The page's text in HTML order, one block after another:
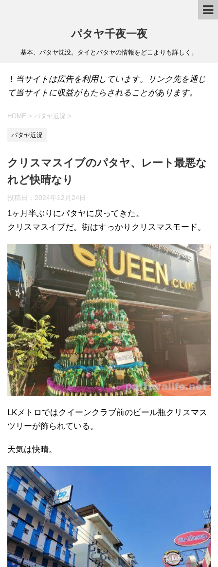
パタヤ千夜一夜
基本、パタヤ沈没。タイとパタヤの情報をどこよりも詳しく。
！ 当サイトは広告を利用しています。リンク先を通じ
て当サイトに収益がもたらされることがあります。
HOME > パタヤ近況 >
パタヤ近況
クリスマスイブのパタヤ、レート最悪な
れど快晴なり
投稿日： 2024年12月24日
1ヶ月半ぶりにパタヤに戻ってきた。
クリスマスイブだ。街はすっかりクリスマスモード。
LKメトロではクイーンクラブ前のビール瓶クリスマス
ツリーが飾られている。
天気は快晴。